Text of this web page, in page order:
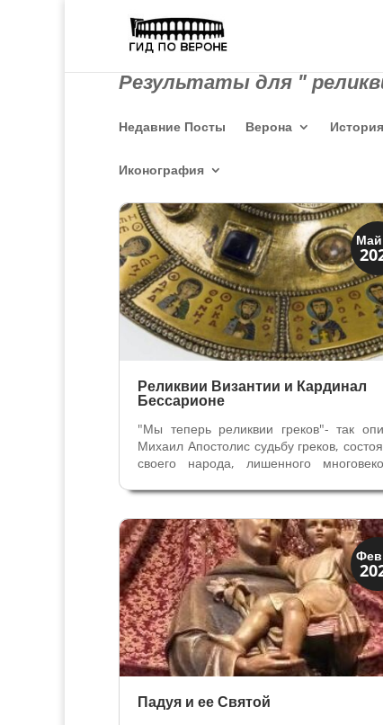
Результаты для "
Недавние Посты Верона История
Иконография
Святые и реликвии
Традиции
Реликвии Византии и Кардинал
Бессарионе
"Мы теперь реликвии греков"- так
Михаил Апостолис судьбу греков,
своего народа, лишенного
Слова греческого теолога и
Апостолиса (ок1422-1480)
незадолго до падения
Фев
Святые и реликвии
Традиции
Падуя и ее Святой